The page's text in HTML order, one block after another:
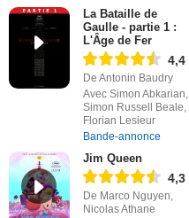
La Bataille de
Gaulle - partie 1 :
L'Âge de Fer
4,4
De Antonin Baudry
Avec Simon Abkarian,
Simon Russell Beale,
Florian Lesieur
Bande-annonce
Jim Queen
4,3
De Marco Nguyen,
Nicolas Athane